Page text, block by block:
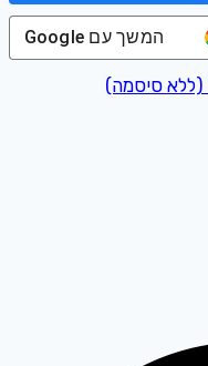
המשך עם Google
(ללא סיסמה)